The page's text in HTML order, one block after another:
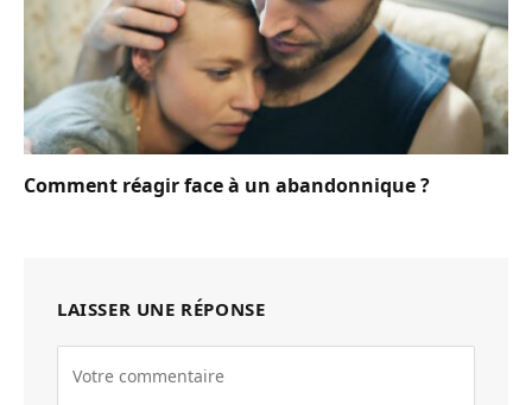
Comment réagir face à un abandonnique ?
LAISSER UNE RÉPONSE